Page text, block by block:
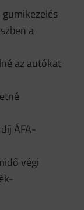
a
az autókat
ÁFA-
végi